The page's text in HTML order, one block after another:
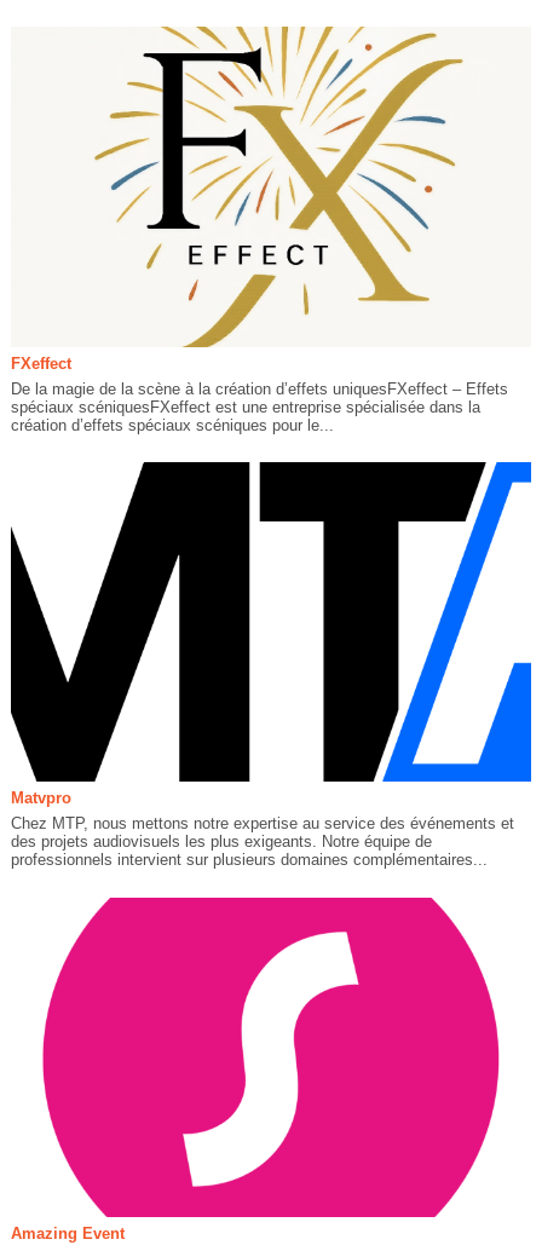
FXeffect
De la magie de la scène à la création d’effets uniquesFXeffect – Effets
spéciaux scéniquesFXeffect est une entreprise spécialisée dans la
création d’effets spéciaux scéniques pour le...
Matvpro
Chez MTP, nous mettons notre expertise au service des événements et
des projets audiovisuels les plus exigeants. Notre équipe de
professionnels intervient sur plusieurs domaines complémentaires...
Amazing Event